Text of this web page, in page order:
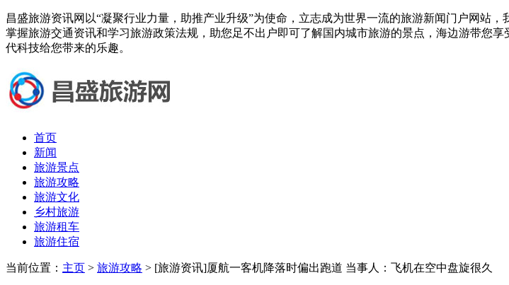
昌盛旅游资讯网以“凝聚行业力量，助推产业升级”为使命，立志成为世界一流的旅游新闻门户网站
掌握旅游交通资讯和学习旅游政策法规，助您足不出户即可了解国内城市旅游的景点，海边游带您
代科技给您带来的乐趣。
首页
新闻
旅游景点
旅游攻略
旅游文化
乡村旅游
旅游租车
旅游住宿
当前位置： 主页 > 旅游攻略 > [旅游资讯]厦航一客机降落时偏出跑道 当事人：飞机在空中盘旋很久